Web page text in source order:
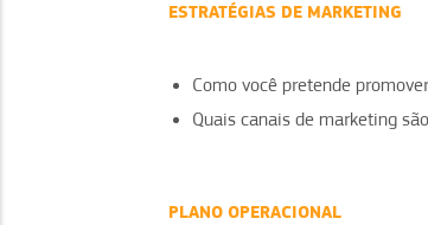
ESTRATÉGIAS DE MARKETING
Como você pretende
Quais canais de marketing
PLANO OPERACIONAL